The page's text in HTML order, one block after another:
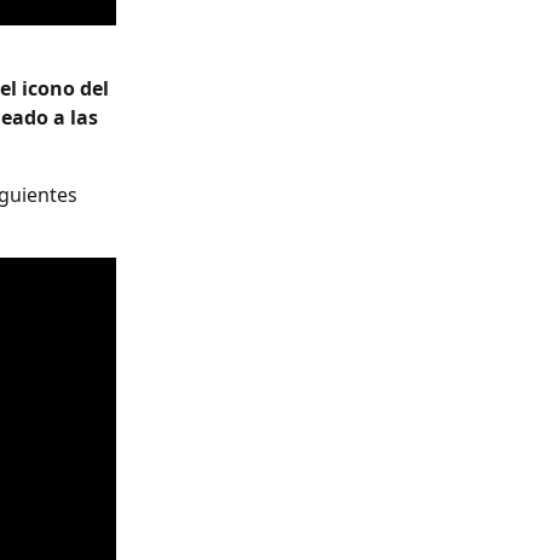
icono del
a las